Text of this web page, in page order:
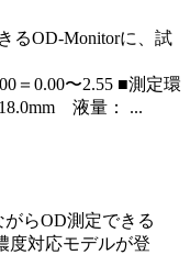
るOD-Monitorに、試
＝0.00〜2.55 ■測定環
液量： ...
らOD測定できる
度対応モデルが登